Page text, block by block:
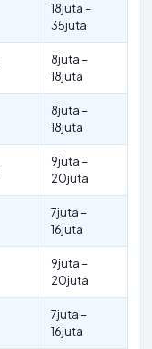
18juta –
35juta
8juta –
18juta
8juta –
18juta
9juta –
20juta
7juta –
16juta
9juta –
20juta
7juta –
16juta